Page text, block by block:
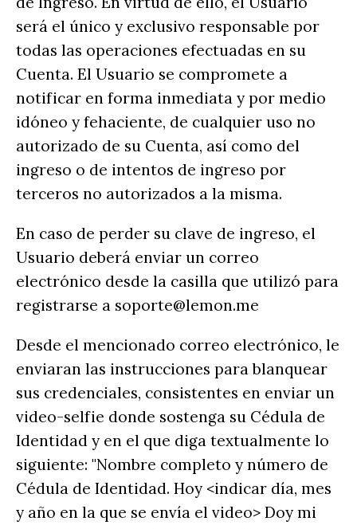
será el único y exclusivo responsable por
todas las operaciones efectuadas en su
Cuenta. El Usuario se compromete a
notificar en forma inmediata y por medio
idóneo y fehaciente, de cualquier uso no
autorizado de su Cuenta, así como del
ingreso o de intentos de ingreso por
terceros no autorizados a la misma.
En caso de perder su clave de ingreso, el
Usuario deberá enviar un correo
electrónico desde la casilla que utilizó para
registrarse a soporte@lemon.me
Desde el mencionado correo electrónico, le
enviaran las instrucciones para blanquear
sus credenciales, consistentes en enviar un
video-selfie donde sostenga su Cédula de
Identidad y en el que diga textualmente lo
siguiente: "Nombre completo y número de
Cédula de Identidad. Hoy <indicar día, mes
y año en la que se envía el video> Doy mi